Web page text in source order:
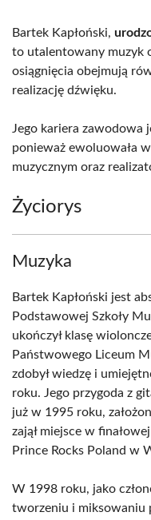
Bartek Kapłoński,
to utalentowany muzyk
osiągnięcia obejmują
realizację dźwięku.
Jego kariera zawodowa
ponieważ ewoluowała w
muzycznym oraz
Życiorys
Muzyka
Bartek Kapłoński jest
Podstawowej Szkoły
ukończył klasę
Państwowego Liceum
zdobył wiedzę i
roku. Jego przygoda z
już w 1995 roku,
zajął miejsce w
Prince Rocks Poland w
W 1998 roku, jako
tworzeniu i miksowaniu